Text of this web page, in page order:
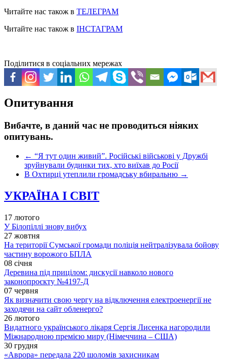
Читайте нас також в ТЕЛЕГРАМ
Читайте нас також в ІНСТАГРАМ
Поділитися в соціальних мережах
Опитування
Вибачте, в даний час не проводиться ніяких
опитувань.
← “Я тут один живий”. Російські військові у Дружбі
зруйнували будинки тих, хто виїхав до Росії
В Охтирці утеплили громадську вбиральню →
УКРАЇНА І СВІТ
17 лютого
У Білопіллі знову вибух
27 жовтня
На території Сумської громади поліція нейтралізувала бойову
частину ворожого БПЛА
08 січня
Деревина під прицілом: дискусії навколо нового
законопроєкту №4197-Д
07 червня
Як визначити свою чергу на відключення електроенергії не
заходячи на сайт обленерго?
26 лютого
Видатного українського лікаря Сергія Лисенка нагородили
Міжнародною премією миру (Німеччина – США)
30 грудня
«Аврора» передала 220 шоломів захисникам